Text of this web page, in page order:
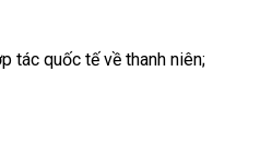
tác quốc tế về thanh niên;